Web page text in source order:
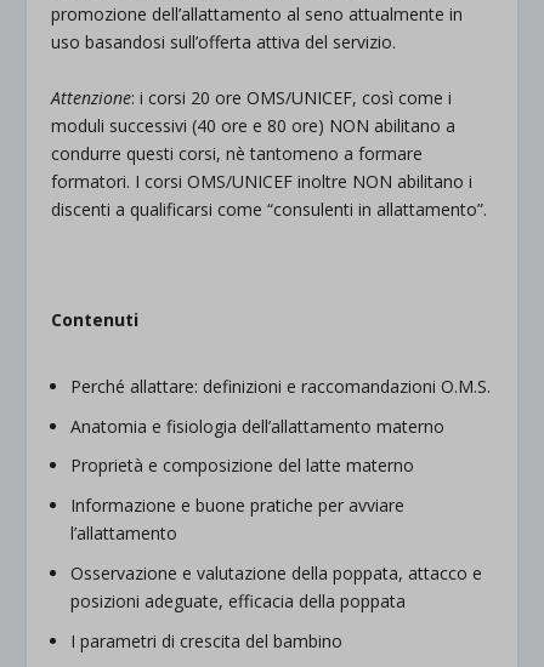
promozione dell’allattamento al seno attualmente in
uso basandosi sull’offerta attiva del servizio.
Attenzione: i corsi 20 ore OMS/UNICEF, così come i
moduli successivi (40 ore e 80 ore) NON abilitano a
condurre questi corsi, nè tantomeno a formare
formatori. I corsi OMS/UNICEF inoltre NON abilitano i
discenti a qualificarsi come “consulenti in allattamento”.
Contenuti
Perché allattare: definizioni e raccomandazioni O.M.S.
Anatomia e fisiologia dell’allattamento materno
Proprietà e composizione del latte materno
Informazione e buone pratiche per avviare
l’allattamento
Osservazione e valutazione della poppata, attacco e
posizioni adeguate, efficacia della poppata
I parametri di crescita del bambino